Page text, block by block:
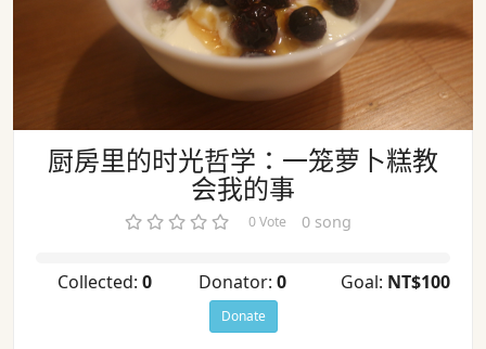
厨房里的时光哲学：一笼萝卜糕教
会我的事
0 Vote 0 song
Collected: 0 Donator:0 Goal: NT$100
Donate